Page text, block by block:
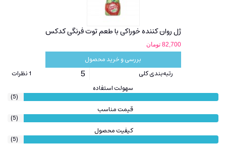
ژل روان کننده خوراکی با طعم توت فرنگی کدکس
82,700 تومان
بررسی و خرید محصول
رتبه‌بندی کلی
5
1 نظرات
سهولت استفاده
(5)
قیمت مناسب
(5)
کیفیت محصول
(5)